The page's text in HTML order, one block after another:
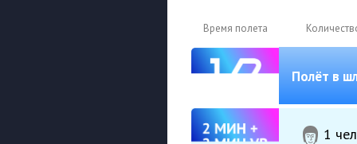
Время полета
Полёт в
1